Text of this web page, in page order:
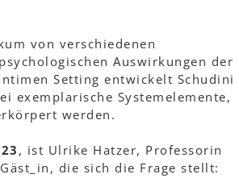
von verschiedenen
Auswirkungen der
Setting entwickelt Schudini
exemplarische Systemelemente,
werden.
, ist Ulrike Hatzer, Professorin
die sich die Frage stellt: